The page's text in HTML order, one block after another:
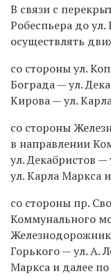
В связи с
Робеспьера до ул.
осуществлять
со стороны ул.
Бограда — ул.
Кирова — ул.
со стороны
в направлении
ул. Декабристов
ул. Карла Маркса
со стороны пр.
Коммунального
Горького — ул. А.
Маркса и далее